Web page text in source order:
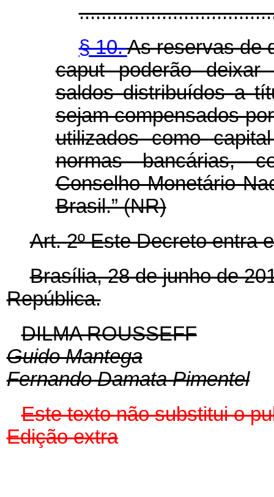
§ 10.As reservas de
caput poderão
saldos distribuídos a
sejam compensados
utilizados como
normas bancárias,
Conselho Monetário
Brasil.” (NR)
Art. 2º Este Decreto entra
Brasília, 28 de junho de
República.
DILMA ROUSSEFF
Guido Mantega
Fernando Damata Pimentel
Este texto não substitui o
Edição extra